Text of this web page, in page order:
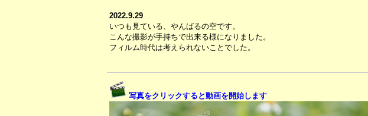
2022.9.29
いつも見ている、やんばるの空です。
こんな撮影が手持ちで出来る様になりました。
フィルム時代は考えられないことでした。
写真をクリックすると動画を開始します